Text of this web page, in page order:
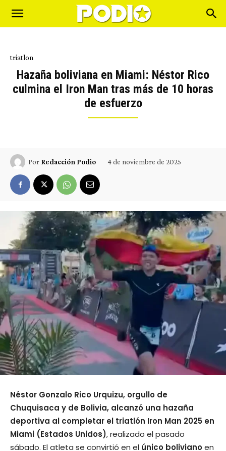
triatlon
Hazaña boliviana en Miami: Néstor Rico
culmina el Iron Man tras más de 10 horas
de esfuerzo
Por Redacción Podio 4 de noviembre de 2025
Néstor Gonzalo Rico Urquizu, orgullo de
Chuquisaca y de Bolivia, alcanzó una hazaña
deportiva al completar el triatlón Iron Man 2025 en
Miami (Estados Unidos), realizado el pasado
sábado. El atleta se convirtió en el único bolivianoen